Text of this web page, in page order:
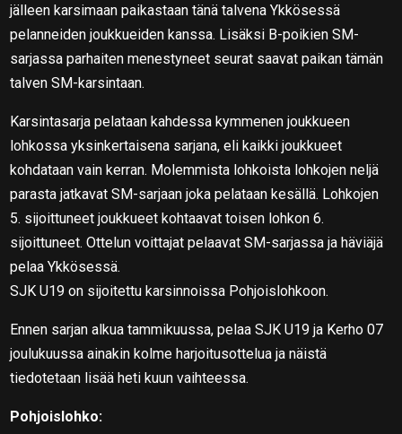
jälleen karsimaan paikastaan tänä talvena Ykkösessä
pelanneiden joukkueiden kanssa. Lisäksi B-poikien SM-
sarjassa parhaiten menestyneet seurat saavat paikan tämän
talven SM-karsintaan.
Karsintasarja pelataan kahdessa kymmenen joukkueen
lohkossa yksinkertaisena sarjana, eli kaikki joukkueet
kohdataan vain kerran. Molemmista lohkoista lohkojen neljä
parasta jatkavat SM-sarjaan joka pelataan kesällä. Lohkojen
5. sijoittuneet joukkueet kohtaavat toisen lohkon 6.
sijoittuneet. Ottelun voittajat pelaavat SM-sarjassa ja häviäjä
pelaa Ykkösessä.
SJK U19 on sijoitettu karsinnoissa Pohjoislohkoon.
Ennen sarjan alkua tammikuussa, pelaa SJK U19 ja Kerho 07
joulukuussa ainakin kolme harjoitusottelua ja näistä
tiedotetaan lisää heti kuun vaihteessa.
Pohjoislohko: